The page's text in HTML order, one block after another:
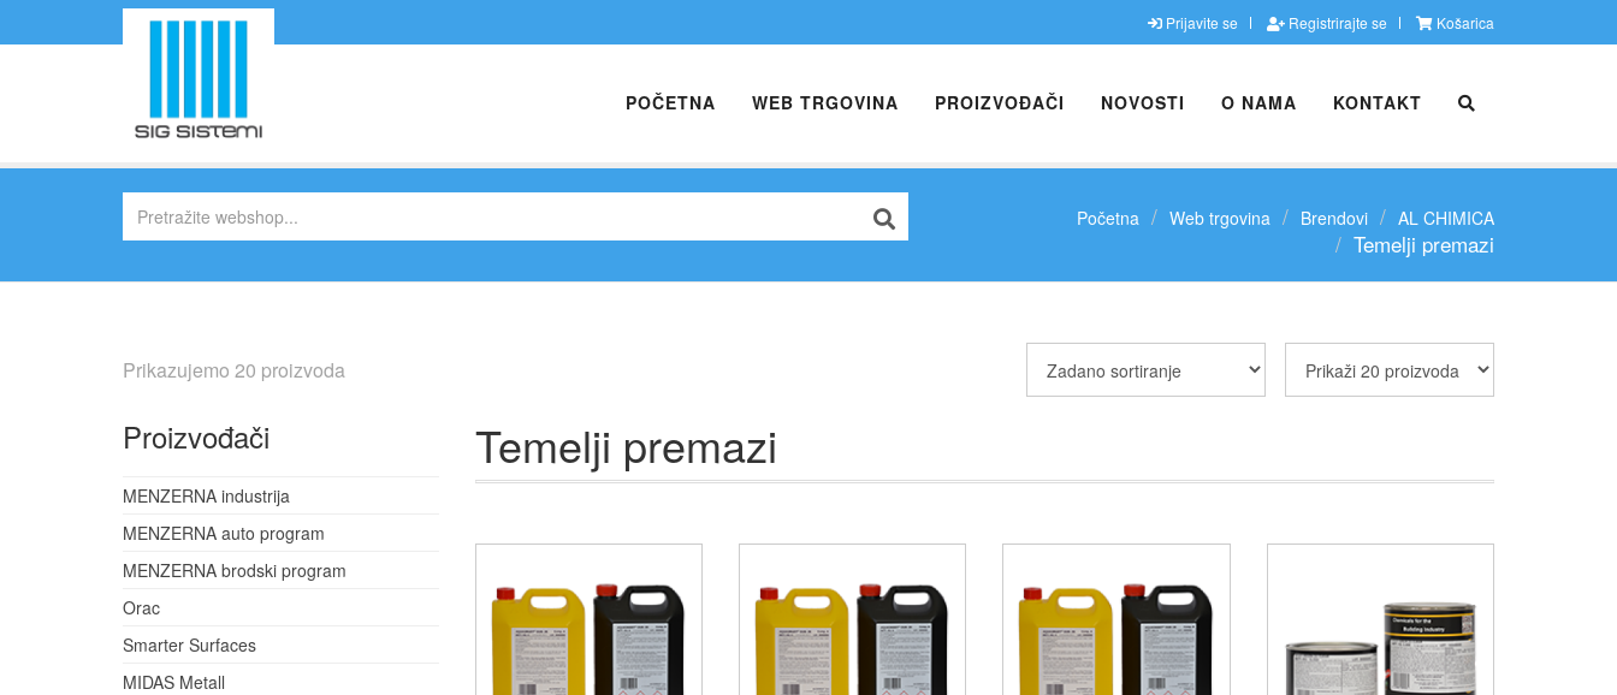
Prijavite se Registrirajte se Košarica
POČETNA WEB TRGOVINA PROIZVOĐAČI NOVOSTI O NAMA KONTAKT
Početna Web trgovina Brendovi AL CHIMICA
Temelji premazi
Prikazujemo 20 proizvoda
Proizvođači
MENZERNA industrija
MENZERNA auto program
MENZERNA brodski program
Orac
Smarter Surfaces
MIDAS Metall
Temelji premazi